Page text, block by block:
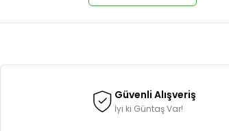
Güvenli Alışveriş
İyi ki Güntaş Var!